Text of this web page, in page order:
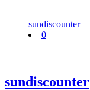
sundiscounter
0
sundiscounter